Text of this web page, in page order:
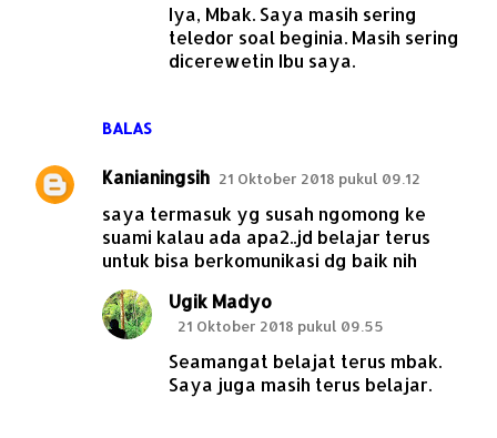
BALAS
Iya, Mbak. Saya masih sering
teledor soal beginia. Masih sering
dicerewetin Ibu saya.
Kanianingsih 21 Oktober 2018 pukul 09.12
saya termasuk yg susah ngomong ke
suami kalau ada apa2..jd belajar terus
untuk bisa berkomunikasi dg baik nih
Ugik Madyo
21 Oktober 2018 pukul 09.55
Seamangat belajat terus mbak.
Saya juga masih terus belajar.